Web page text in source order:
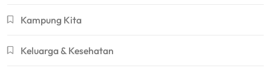
Kampung Kita
Keluarga & Kesehatan